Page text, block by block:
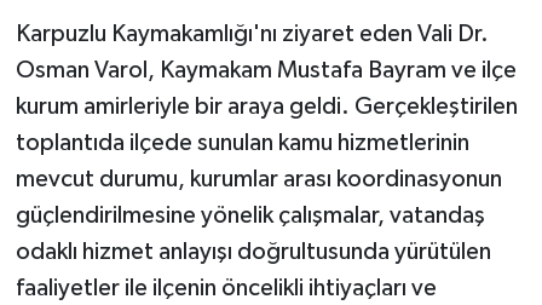
Karpuzlu Kaymakamlığı'nı ziyaret eden Vali Dr.
Osman Varol, Kaymakam Mustafa Bayram ve ilçe
kurum amirleriyle bir araya geldi. Gerçekleştirilen
toplantıda ilçede sunulan kamu hizmetlerinin
mevcut durumu, kurumlar arası koordinasyonun
güçlendirilmesine yönelik çalışmalar, vatandaş
odaklı hizmet anlayışı doğrultusunda yürütülen
faaliyetler ile ilçenin öncelikli ihtiyaçları ve